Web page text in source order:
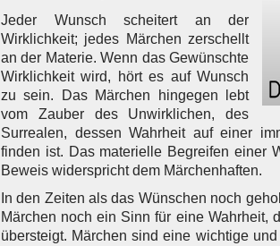
Jeder Wunsch scheitert an der
Wirklichkeit; jedes Märchen zerschellt
an der Materie. Wenn das Gewünschte
Wirklichkeit wird, hört es auf Wunsch
zu sein. Das Märchen hingegen lebt
vom Zauber des Unwirklichen, des
Surrealen, dessen Wahrheit auf einer
finden ist. Das materielle Begreifen einer
Beweis widerspricht dem Märchenhaften.
In den Zeiten als das Wünschen noch
Märchen noch ein Sinn für eine Wahrheit,
übersteigt. Märchen sind eine wichtige